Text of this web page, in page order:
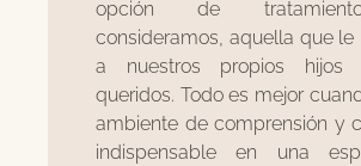
opción de
consideramos, aquella que le
a nuestros propios hijos
queridos. Todo es mejor
ambiente de comprensión y
indispensable en una